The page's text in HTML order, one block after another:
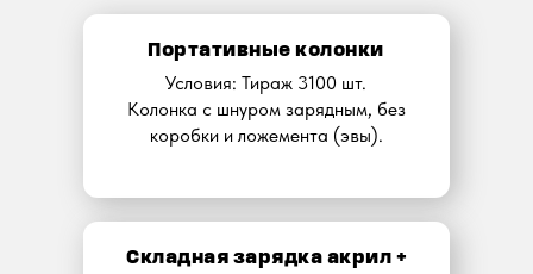
Портативные колонки
Условия: Тираж 3100 шт.
Колонка с шнуром зарядным, без
коробки и ложемента (эвы).
Складная зарядка акрил +